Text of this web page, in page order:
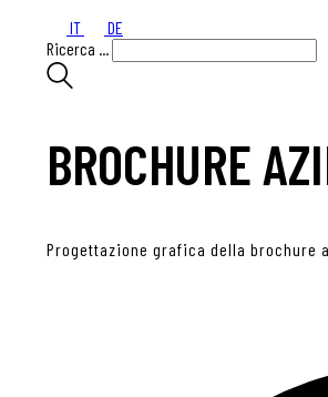
IT
DE
Ricerca ...
BROCHURE
Progettazione grafica della brochure